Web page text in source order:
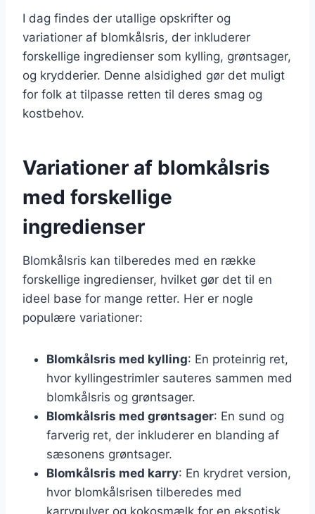
I dag findes der utallige opskrifter og
variationer af blomkålsris, der inkluderer
forskellige ingredienser som kylling, grøntsager,
og krydderier. Denne alsidighed gør det muligt
for folk at tilpasse retten til deres smag og
kostbehov.
Variationer af blomkålsris
med forskellige
ingredienser
Blomkålsris kan tilberedes med en række
forskellige ingredienser, hvilket gør det til en
ideel base for mange retter. Her er nogle
populære variationer:
Blomkålsris med kylling: En proteinrig ret,
hvor kyllingestrimler sauteres sammen med
blomkålsris og grøntsager.
Blomkålsris med grøntsager: En sund og
farverig ret, der inkluderer en blanding af
sæsonens grøntsager.
Blomkålsris med karry: En krydret version,
hvor blomkålsrisen tilberedes med
karrypulver og kokosmælk for en eksotisk